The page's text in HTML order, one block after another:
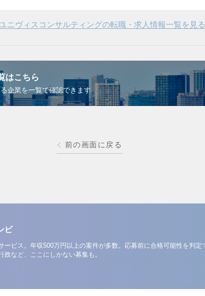
ニヴィスコンサルティングの転職・求人情報一覧を見る
はこちら
企業を一覧で確認できます
前の画面に戻る
ビ
ビス。年収500万円以上の案件が多数。応募前に合格可能性を判
など、ここにしかない募集も。